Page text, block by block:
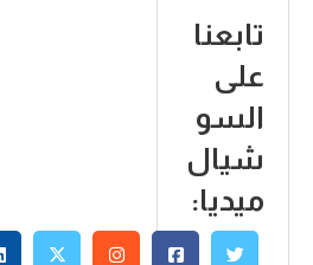
تابعنا
على
السو
شيال
ميديا: